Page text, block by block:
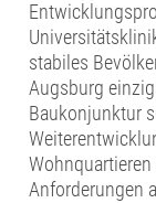
stabiles
Augsburg
Baukonjunktur
Anforderungen